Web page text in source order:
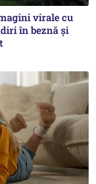
virale cu
în beznă și